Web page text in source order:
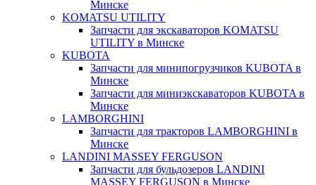
Минске
KOMATSU UTILITY
Запчасти для экскаваторов KOMATSU
UTILITY в Минске
KUBOTA
Запчасти для минипогрузчиков KUBOTA в
Минске
Запчасти для миниэкскаваторов KUBOTA в
Минске
LAMBORGHINI
Запчасти для тракторов LAMBORGHINI в
Минске
LANDINI MASSEY FERGUSON
Запчасти для бульдозеров LANDINI
MASSEY FERGUSON в Минске